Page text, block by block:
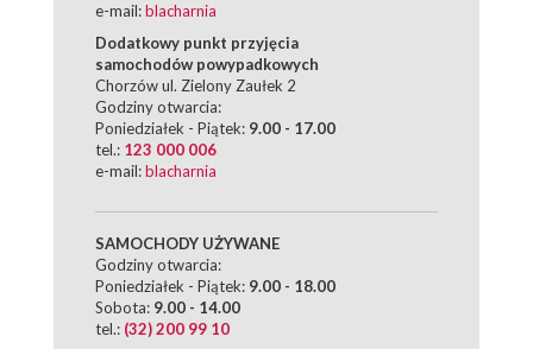
e-mail:blacharnia
Dodatkowy punkt przyjęcia
samochodów powypadkowych
Chorzów ul. Zielony Zaułek 2
Godziny otwarcia:
Poniedziałek - Piątek: 9.00 - 17.00
tel.: 123 000 006
e-mail:blacharnia
SAMOCHODY UŻYWANE
Godziny otwarcia:
Poniedziałek - Piątek: 9.00 - 18.00
Sobota: 9.00 - 14.00
tel.: (32) 200 99 10